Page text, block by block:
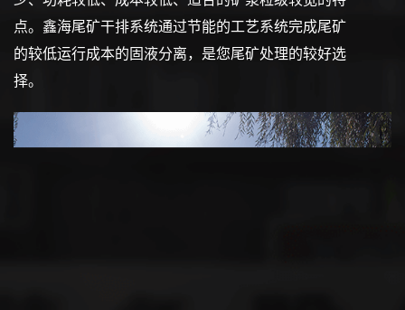
点。鑫海尾矿干排系统通过节能的工艺系统完成尾矿
的较低运行成本的固液分离，是您尾矿处理的较好选
择。